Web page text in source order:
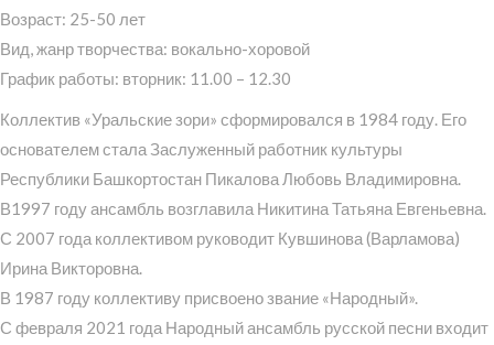
Возраст: 25-50 лет
Вид, жанр творчества: вокально-хоровой
График работы: вторник: 11.00 – 12.30
Коллектив «Уральские зори» сформировался в 1984 году. Его
основателем стала Заслуженный работник культуры
Республики Башкортостан Пикалова Любовь Владимировна.
В1997 году ансамбль возглавила Никитина Татьяна Евгеньевна.
С 2007 года коллективом руководит Кувшинова (Варламова)
Ирина Викторовна.
В 1987 году коллективу присвоено звание «Народный».
С февраля 2021 года Народный ансамбль русской песни входит